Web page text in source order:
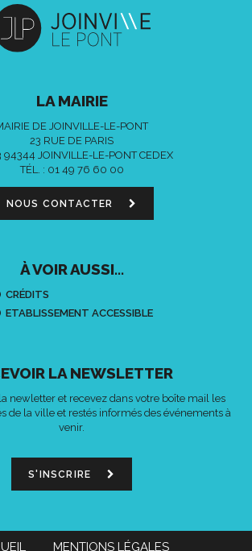
LA MAIRIE
DE JOINVILLE-LE-PONT
23 RUE DE PARIS
94344 JOINVILLE-LE-PONT CEDEX
TÉL. : 01 49 76 60 00
NOUS CONTACTER
À VOIR AUSSI...
CRÉDITS
ETABLISSEMENT ACCESSIBLE
LA NEWSLETTER
newletter et recevez dans votre boîte mail les
de la ville et restés informés des événements à
venir.
S'INSCRIRE
MENTIONS LÉGALES